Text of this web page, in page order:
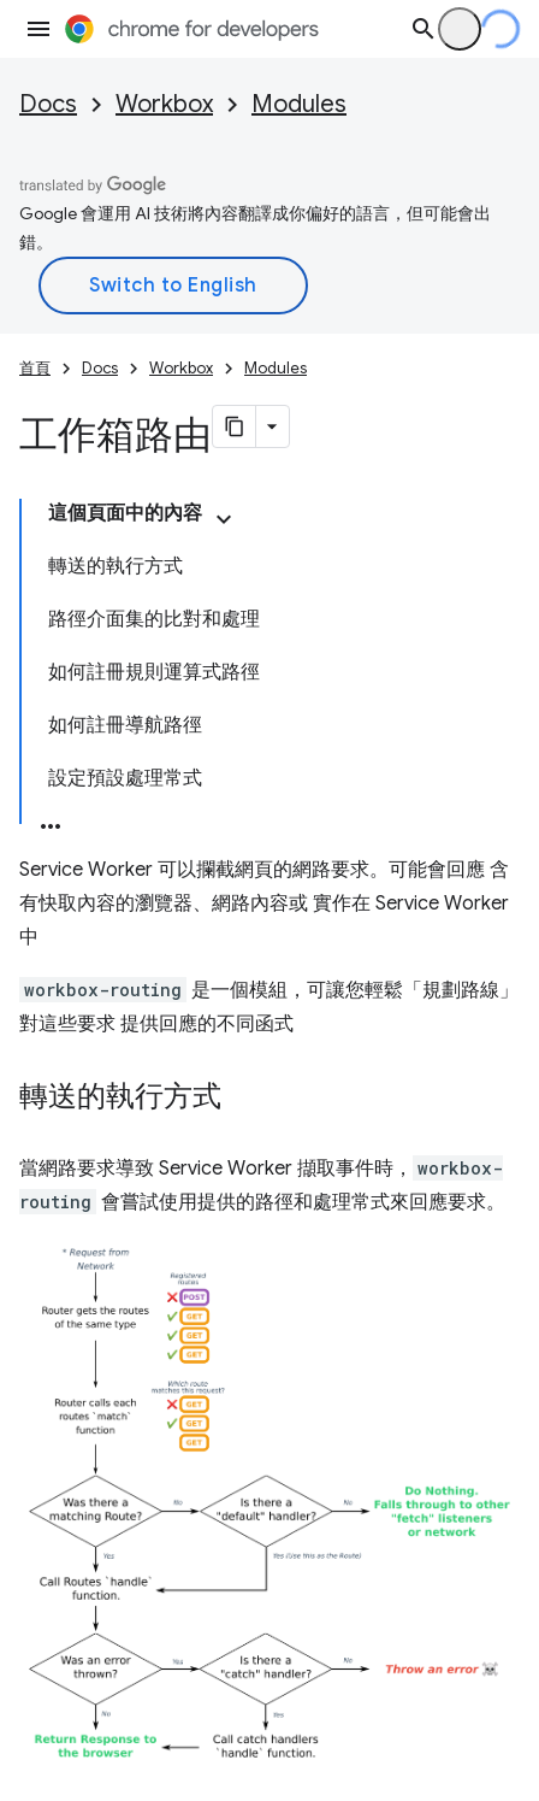
Docs Workbox Modules
Google 會運用 AI 技術將內容翻譯成你偏好的語言，但可能會出
錯。
首頁 Docs Workbox Modules
工作箱路由
這個頁面中的內容
轉送的執行方式
路徑介面集的比對和處理
如何註冊規則運算式路徑
如何註冊導航路徑
設定預設處理常式
Service Worker 可以攔截網頁的網路要求。可能會回應 含
有快取內容的瀏覽器、網路內容或 實作在 Service Worker
中
workbox-routing 是一個模組，可讓您輕鬆「規劃路線」
對這些要求 提供回應的不同函式
轉送的執行方式
當網路要求導致 Service Worker 擷取事件時， workbox-
routing 會嘗試使用提供的路徑和處理常式來回應要求。